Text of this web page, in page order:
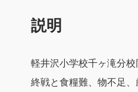
説明
軽井沢小学校千ヶ滝分
終戦と食糧難、物不足